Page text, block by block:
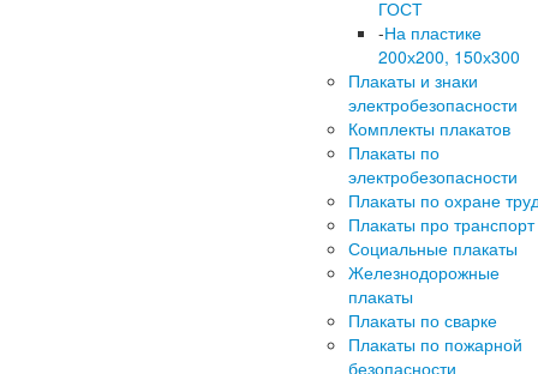
ГОСТ
-На пластике
200х200, 150х300
Плакаты и знаки
электробезопасности
Комплекты плакатов
Плакаты по
электробезопасности
Плакаты по охране
Плакаты про транспорт
Социальные плакаты
Железнодорожные
плакаты
Плакаты по сварке
Плакаты по пожарной
безопасности